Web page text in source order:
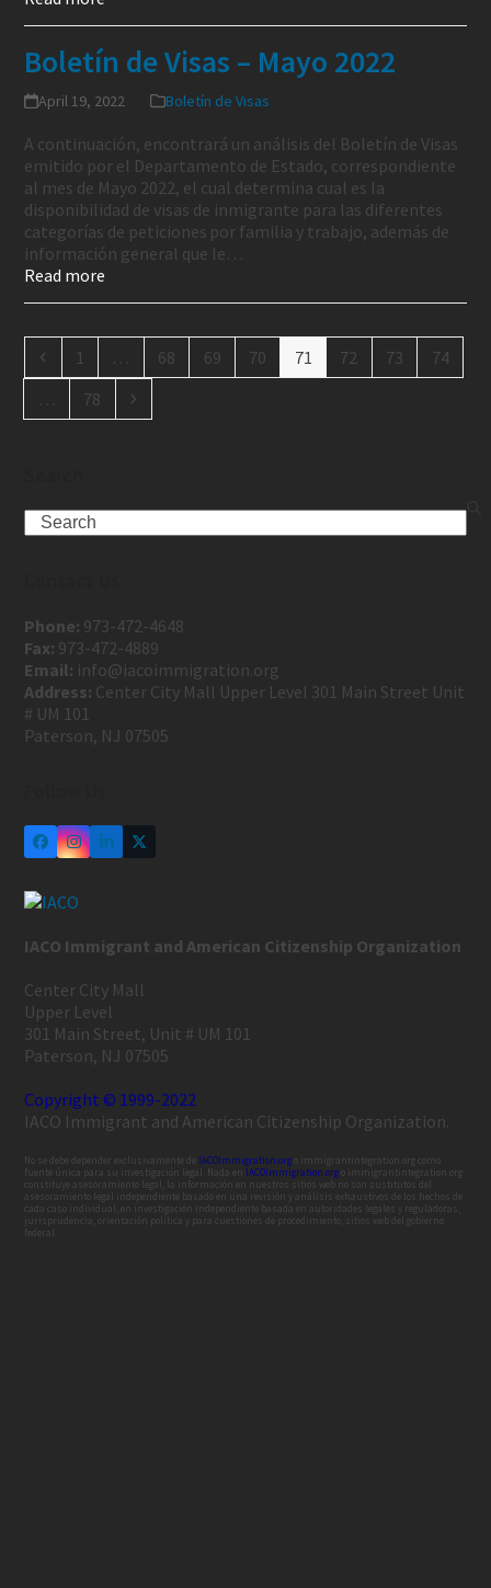
Boletín de Visas – Mayo 2022
April 19, 2022 Boletín de Visas
A continuación, encontrará un análisis del Boletín de Visas
emitido por el Departamento de Estado, correspondiente
al mes de Mayo 2022, el cual determina cual es la
disponibilidad de visas de inmigrante para las diferentes
categorías de peticiones por familia y trabajo, además de
información general que le…
Read more
1 … 68 69 70 71 72 73
74
…
78
Phone: 973-472-4648
Fax: 973-472-4889
Email: info@iacoimmigration.org
Address: Center City Mall Upper Level 301 Main Street Unit
# UM 101
Paterson, NJ 07505
IACO Immigrant and American Citizenship Organization
Center City Mall
Upper Level
301 Main Street, Unit # UM 101
Paterson, NJ 07505
Copyright © 1999-2022
IACO Immigrant and American Citizenship Organization.
No se debe depender exclusivamente de IACOImmigration.org o immigrantintegration.org como
fuente única para su investigación legal. Nada en IACOImmigration.org o immigrantintegration.org
constituye asesoramiento legal, la información en nuestros sitios web no son sustitutos del
asesoramiento legal independiente basado en una revisión y análisis exhaustivos de los hechos de
cada caso individual, en investigación independiente basada en autoridades legales y reguladoras,
jurisprudencia, orientación política y para cuestiones de procedimiento, sitios web del gobierno
federal.